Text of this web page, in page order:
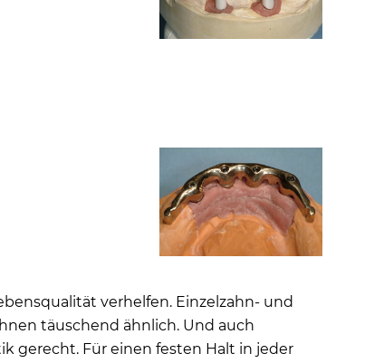
verhelfen. Einzelzahn- und
täuschend ähnlich. Und auch
gerecht. Für einen festen Halt in jeder